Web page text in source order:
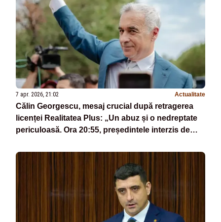
7 apr. 2026, 21:02 Actualitate
Călin Georgescu, mesaj crucial după retragerea
licenței Realitatea Plus: „Un abuz și o nedreptate
periculoasă. Ora 20:55, președintele interzis de
TEXT